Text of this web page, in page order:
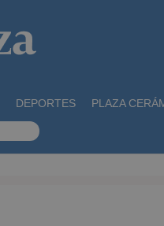
DEPORTES PLAZA